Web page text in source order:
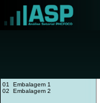
01 Embalagem 1
02 Embalagem 2